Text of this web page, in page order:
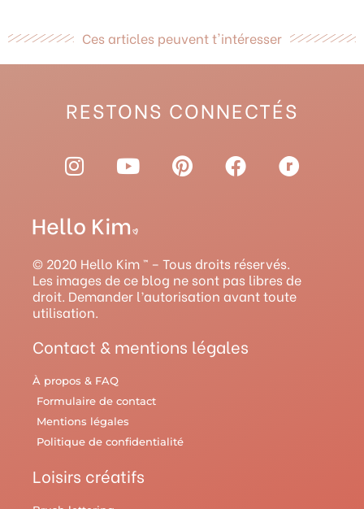
Ces articles peuvent t'intéresser
RESTONS CONNECTÉS
I
n
t
a
g
r
a
m
Y
o
t
u
b
e
P
i
r
e
s
F
a
o
o
k
R
a
y
© 2020 Hello Kim ™ – Tous droits réservés.
Les images de ce blog ne sont pas libres de
droit. Demander l’autorisation avant toute
utilisation.
Contact & mentions légales
À propos & FAQ
Formulaire de contact
Mentions légales
Politique de confidentialité
Loisirs créatifs